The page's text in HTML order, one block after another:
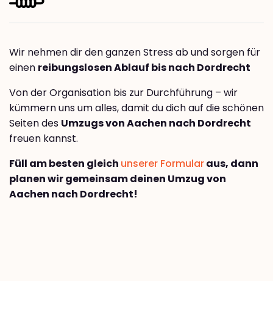
Wir nehmen dir den ganzen Stress ab und sorgen für
einen reibungslosen Ablauf bis nach Dordrecht
Von der Organisation bis zur Durchführung – wir
kümmern uns um alles, damit du dich auf die schönen
Seiten des Umzugs von Aachen nach Dordrecht
freuen kannst.
Füll am besten gleich unserer Formularaus, dann
planen wir gemeinsam deinen Umzug von
Aachen nach Dordrecht!